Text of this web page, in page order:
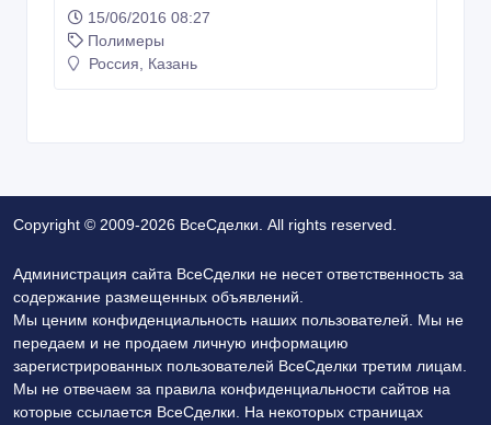
15/06/2016 08:27
Полимеры
Россия, Казань
Copyright © 2009-2026 ВсеСделки. All rights reserved.
Администрация сайта ВсеСделки не несет ответственность за
содержание размещенных объявлений.
Мы ценим конфиденциальность наших пользователей. Мы не
передаем и не продаем личную информацию
зарегистрированных пользователей ВсеСделки третим лицам.
Мы не отвечаем за правила конфиденциальности сайтов на
которые ссылается ВсеСделки. На некоторых страницах